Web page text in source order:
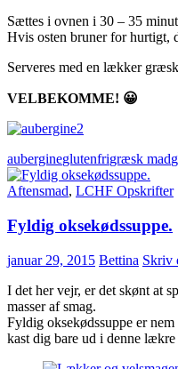
Sættes i ovnen i 30 – 35
Hvis osten bruner for hurtigt,
Serveres med en lækker
VELBEKOMME! 😀
aubergineglutenfrigræsk mad
Aftensmad, LCHF Opskrifter
Fyldig oksekødssuppe.
januar 29, 2015 Bettina Skriv
I det her vejr, er det skønt at
masser af smag.
Fyldig oksekødssuppe er
kast dig bare ud i denne